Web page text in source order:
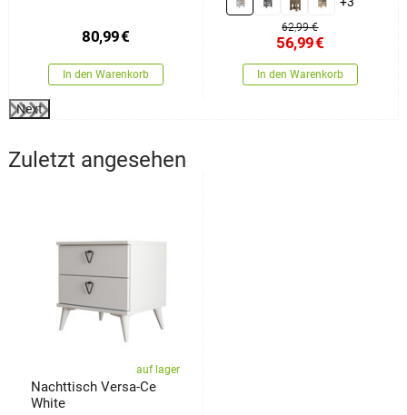
80,99€
In den Warenkorb
62,99 €
56,99€
In den Warenkorb
Next
Zuletzt angesehen
auf lager
Nachttisch Versa-Ce
White